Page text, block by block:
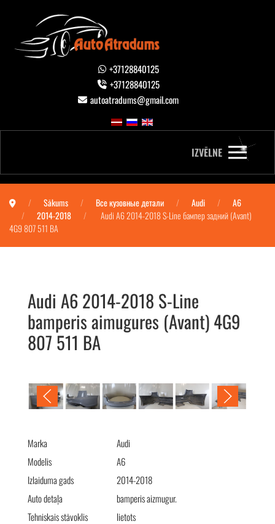
+37128840125
+37128840125
autoatradums@gmail.com
IZVĒLNE
Sākums Все кузовные детали Audi
A6
2014-2018
Audi A6 2014-2018 S-Line бампер задний (Avant)
4G9 807 511 BA
Audi A6 2014-2018 S-Line
bamperis aimugures (Avant) 4G9
807 511 BA
Audi A6 2014-2018 S-Line бампер задний (Avant) 4G9 807 511
Marka
Audi
Modelis
A6
Izlaiduma gads
2014-2018
Auto detaļa
bamperis aizmugur.
Tehniskais stāvoklis
lietots